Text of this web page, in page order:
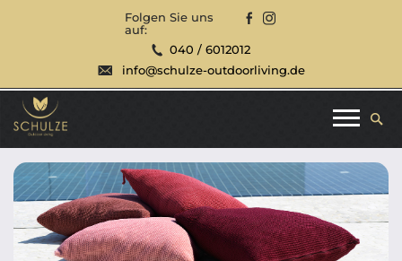
Folgen Sie uns
auf:
040 / 6012012
info@schulze-outdoorliving.de